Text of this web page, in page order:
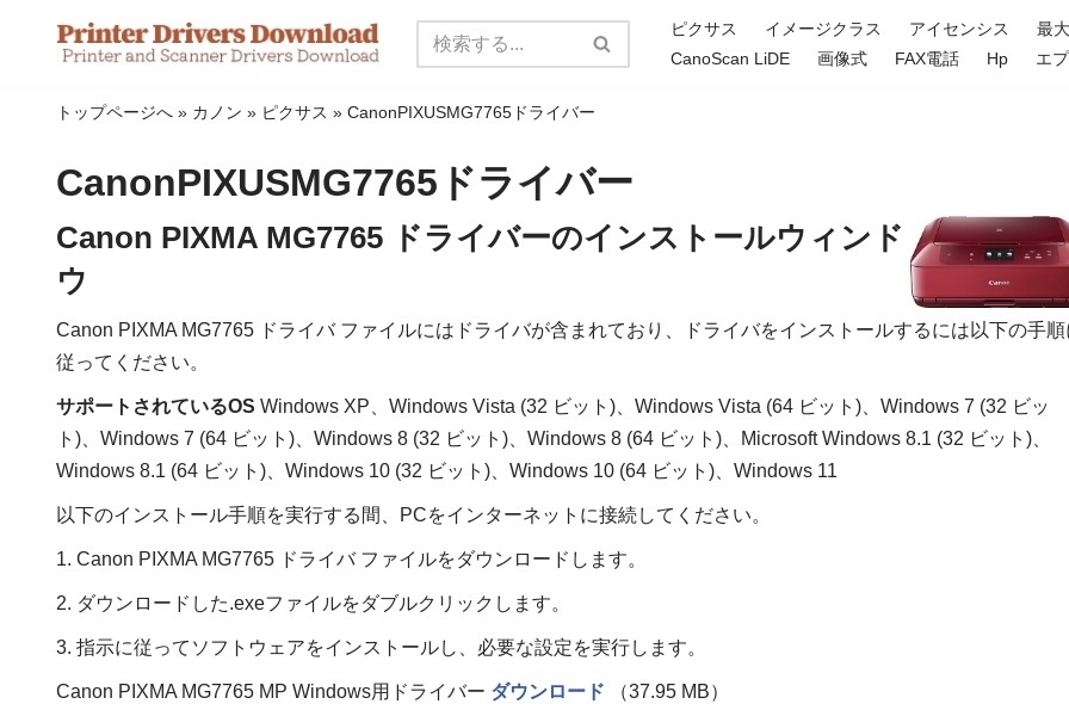
ピクサス イメージクラス アイセンシス 最
CanoScan LiDE
画像式 FAX電話 Hp エ
トップページへ » カノン » ピクサス » CanonPIXUSMG7765ドライバー
CanonPIXUSMG7765ドライバー
Canon PIXMA MG7765 ドライバーのインストールウィンド
ウ
Canon PIXMA MG7765 ドライバ ファイルにはドライバが含まれており、ドライバをインストールするには以下の手順
従ってください。
サポートされているOS Windows XP、Windows Vista (32 ビット)、Windows Vista (64 ビット)、Windows 7 (32 ビッ
ト)、Windows 7 (64 ビット)、Windows 8 (32 ビット)、Windows 8 (64 ビット)、Microsoft Windows 8.1 (32 ビット)、
Windows 8.1 (64 ビット)、Windows 10 (32 ビット)、Windows 10 (64 ビット)、Windows 11
以下のインストール手順を実行する間、PCをインターネットに接続してください。
1. Canon PIXMA MG7765 ドライバ ファイルをダウンロードします。
2. ダウンロードした.exeファイルをダブルクリックします。
3. 指示に従ってソフトウェアをインストールし、必要な設定を実行します。
Canon PIXMA MG7765 MP Windows用ドライバー ダウンロード （37.95 MB）